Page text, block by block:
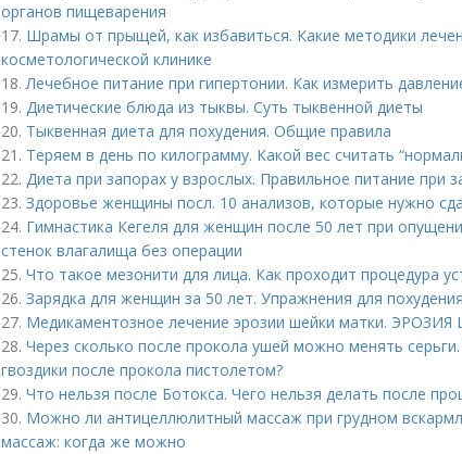
органов пищеварения
17. Шрамы от прыщей, как избавиться. Какие методики
косметологической клинике
18.Лечебное питание при гипертонии. Как измерить
19. Диетические блюда из тыквы. Суть тыквенной диеты
20. Тыквенная диета для похудения. Общие правила
21. Теряем в день по килограмму. Какой вес считать
22. Диета при запорах у взрослых. Правильное питание при
23. Здоровье женщины посл. 10 анализов, которые нужно
24. Гимнастика Кегеля для женщин после 50 лет при
стенок влагалища без операции
25. Что такое мезонити для лица. Как проходит процедура
26. Зарядка для женщин за 50 лет. Упражнения для
27. Медикаментозное лечение эрозии шейки матки.
28. Через сколько после прокола ушей можно менять
гвоздики после прокола пистолетом?
29. Что нельзя после Ботокса. Чего нельзя делать после
30. Можно ли антицеллюлитный массаж при грудном
массаж: когда же можно